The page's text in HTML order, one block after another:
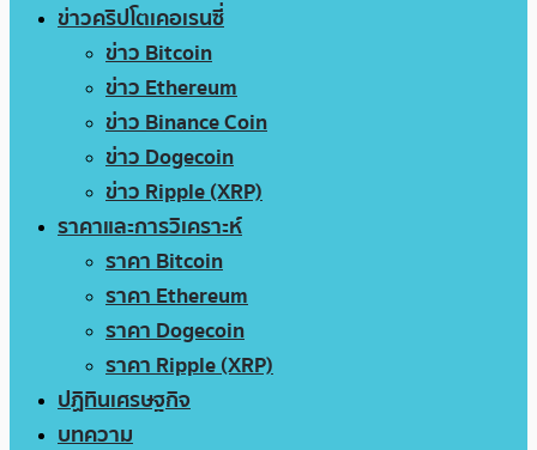
ข่าวคริปโตเคอเรนซี่
ข่าว Bitcoin
ข่าว Ethereum
ข่าว Binance Coin
ข่าว Dogecoin
ข่าว Ripple (XRP)
ราคาและการวิเคราะห์
ราคา Bitcoin
ราคา Ethereum
ราคา Dogecoin
ราคา Ripple (XRP)
ปฏิทินเศรษฐกิจ
บทความ